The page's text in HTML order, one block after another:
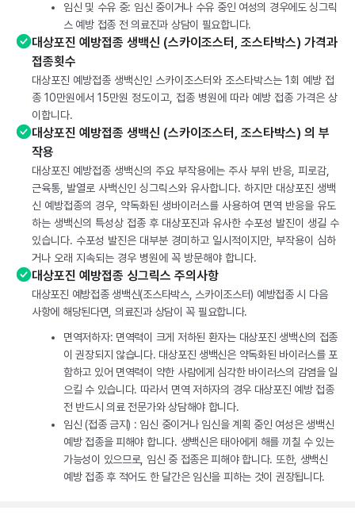
임신 및 수유 중: 임신 중이거나 수유 중인 여성의 경우에도 싱그릭
스 예방 접종 전 의료진과 상담이 필요합니다.
대상포진 예방접종 생백신 (스카이조스터, 조스타박스) 가격과
접종횟수
대상포진 예방접종 생백신인 스카이조스터와 조스타박스는 1회 예방 접
종 10만원에서 15만원 정도이고, 접종 병원에 따라 예방 접종 가격은 상
이합니다.
대상포진 예방접종 생백신 (스카이조스터, 조스타박스) 의 부
작용
대상포진 예방접종 생백신의 주요 부작용에는 주사 부위 반응, 피로감,
근육통, 발열로 사백신인 싱그릭스와 유사합니다. 하지만 대상포진 생백
신 예방접종의 경우, 약독화된 생바이러스를 사용하여 면역 반응을 유도
하는 생백신의 특성상 접종 후 대상포진과 유사한 수포성 발진이 생길 수
있습니다. 수포성 발진은 대부분 경미하고 일시적이지만, 부작용이 심하
거나 오래 지속되는 경우 병원에 꼭 방문해야 합니다.
대상포진 예방접종 싱그릭스 주의사항
대상포진 예방접종 생백신(조스타박스, 스카이조스터) 예방접종 시 다음
사항에 해당된다면, 의료진과 상담이 꼭 필요합니다.
면역저하자: 면역력이 크게 저하된 환자는 대상포진 생백신의 접종
이 권장되지 않습니다. 대상포진 생백신은 약독화된 바이러스를 포
함하고 있어 면역력이 약한 사람에게 심각한 바이러스의 감염을 일
으킬 수 있습니다. 따라서 면역 저하자의 경우 대상포진 예방 접종
전 반드시 의료 전문가와 상담해야 합니다.
임신 (접종 금지) : 임신 중이거나 임신을 계획 중인 여성은 생백신
예방 접종을 피해야 합니다. 생백신은 태아에게 해를 끼칠 수 있는
가능성이 있으므로, 임신 중 접종은 피해야 합니다. 또한, 생백신
예방 접종 후 적어도 한 달간은 임신을 피하는 것이 권장됩니다.